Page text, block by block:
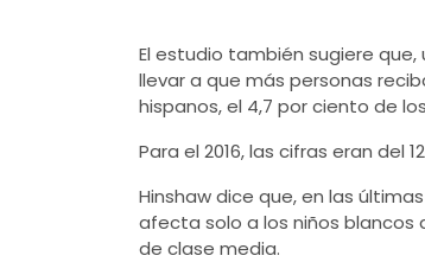
El estudio también sugiere
llevar a que más personas
hispanos, el 4,7 por ciento de
Para el 2016, las cifras eran del
Hinshaw dice que, en las
afecta solo a los niños blancos
de clase media.